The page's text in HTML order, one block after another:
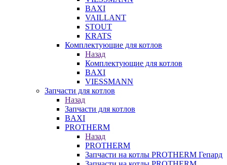
BAXI
VAILLANT
STOUT
KRATS
Комплектующие для котлов
Назад
Комплектующие для котлов
BAXI
VIESSMANN
Запчасти для котлов
Назад
Запчасти для котлов
BAXI
PROTHERM
Назад
PROTHERM
Запчасти на котлы PROTHERM Гепард